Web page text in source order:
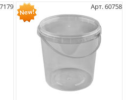
Арт. 60758